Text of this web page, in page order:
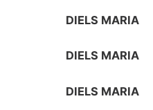
DIELS MARIA
DIELS MARIA
DIELS MARIA